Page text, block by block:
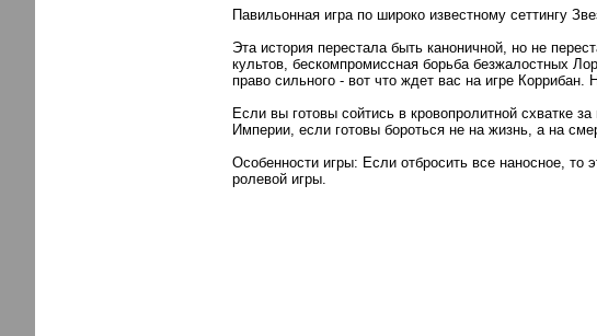
Павильонная игра по широко известному сеттингу
Эта история перестала быть каноничной, но не
культов, бескомпромиссная борьба безжалостных
право сильного - вот что ждет вас на игре Коррибан.
Если вы готовы сойтись в кровопролитной схватке
Империи, если готовы бороться не на жизнь, а на
Особенности игры: Если отбросить все наносное, то
ролевой игры.